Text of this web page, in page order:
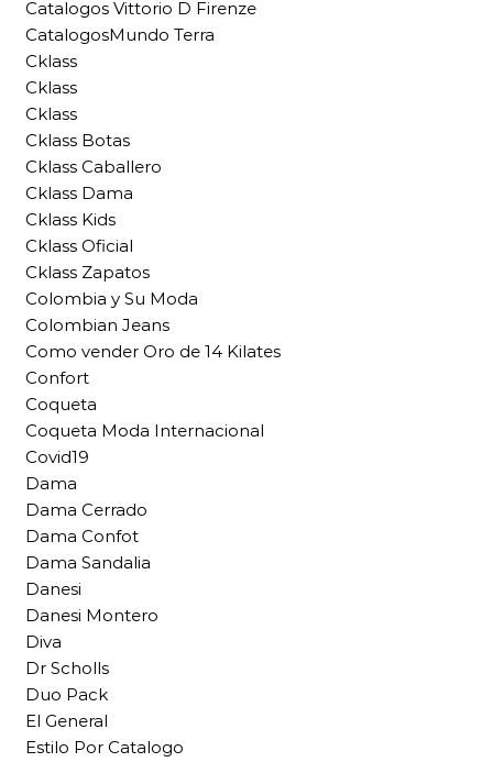
Catalogos Vittorio D Firenze
CatalogosMundo Terra
Cklass
Cklass
Cklass
Cklass Botas
Cklass Caballero
Cklass Dama
Cklass Kids
Cklass Oficial
Cklass Zapatos
Colombia y Su Moda
Colombian Jeans
Como vender Oro de 14 Kilates
Confort
Coqueta
Coqueta Moda Internacional
Covid19
Dama
Dama Cerrado
Dama Confot
Dama Sandalia
Danesi
Danesi Montero
Diva
Dr Scholls
Duo Pack
El General
Estilo Por Catalogo